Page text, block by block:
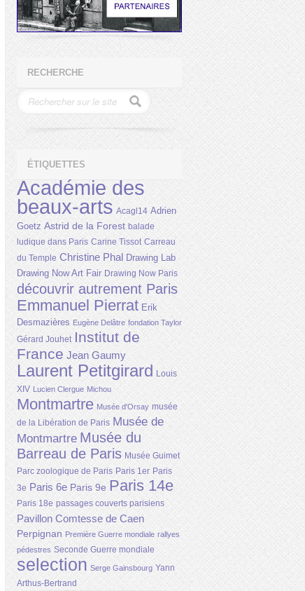
RECHERCHE
ÉTIQUETTES
Académie des
beaux-arts Acagl14 Adrien
Goetz Astrid de la Forest balade
ludique dans Paris Carine Tissot Carreau
du Temple Christine Phal Drawing Lab
Drawing Now Art Fair Drawing Now Paris
découvrir autrement Paris
Emmanuel Pierrat Erik
Desmazières Eugène Delâtre fondation Taylor
Gérard Jouhet Institut de
France Jean Gaumy
Laurent Petitgirard Louis
XIV Lucien Clergue Michou
Montmartre Musée d'Orsay musée
de la Libération de Paris Musée de
Montmartre Musée du
Barreau de Paris Musée Guimet
Parc zoologique de Paris Paris 1er Paris
3e Paris 6e Paris 9e Paris 14e
Paris 18e passages couverts parisiens
Pavillon Comtesse de Caen
Perpignan Première Guerre mondiale rallyes
pédestres Seconde Guerre mondiale
selection Serge Gainsbourg Yann
Arthus-Bertrand